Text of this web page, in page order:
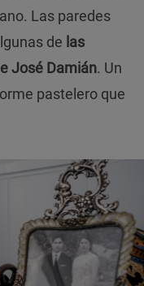
Las paredes
de las
José Damián. Un
pastelero que